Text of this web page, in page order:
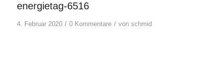
energietag-6516
4. Februar 2020 / 0 Kommentare / von schmid